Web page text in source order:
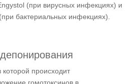
(при вирусных инфекциях) и
бактериальных инфекциях).
происходит
гомотоксинов в